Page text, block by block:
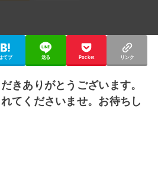
てブ 送る Pocket リンク
きありがとうございます。
てくださいませ。お待ちし